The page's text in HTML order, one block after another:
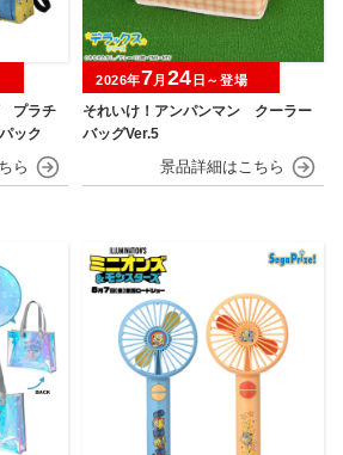
プラチ
ック
それいけ！アンパンマン クーラー
バッグVer.5
2026年7月 24 日～登場